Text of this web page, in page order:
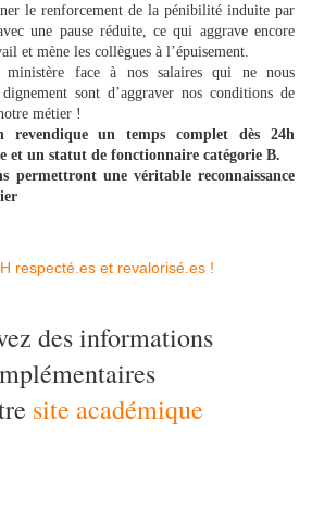
le renforcement de la pénibilité induite par
une pause réduite, ce qui aggrave encore
et mène les collègues à l’épuisement.
ministère face à nos salaires qui ne nous
sont d’aggraver nos conditions de
métier !
revendique un temps complet dès 24h
et un statut de fonctionnaire catégorie B.
permettront une véritable reconnaissance
des informations
site académique